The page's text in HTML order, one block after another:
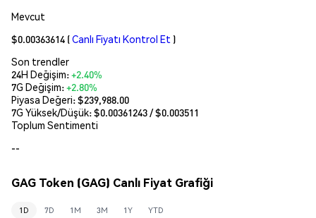
Mevcut
$0.00363614 (Canlı Fiyatı Kontrol Et )
Son trendler
24H Değişim:+2.40%
7G Değişim:+2.80%
Piyasa Değeri:$239,988.00
7G Yüksek/Düşük: $0.00361243/ $0.003511
Toplum Sentimenti
--
GAG Token (GAG) Canlı Fiyat Grafiği
1D 7D 1M 3M 1Y YTD